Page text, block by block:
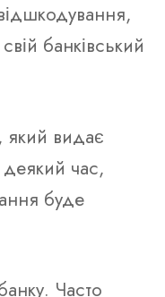
банківський
який видає
час,
буде
Часто